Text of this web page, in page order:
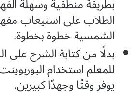
الطلاب على استيعاب
الشمسية خطوة بخطوة.
بدلًا من كتابة الشرح على
للمعلم استخدام
يوفر وقتًا وجهدًا كبيرين.